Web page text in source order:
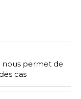
nous permet de
cas